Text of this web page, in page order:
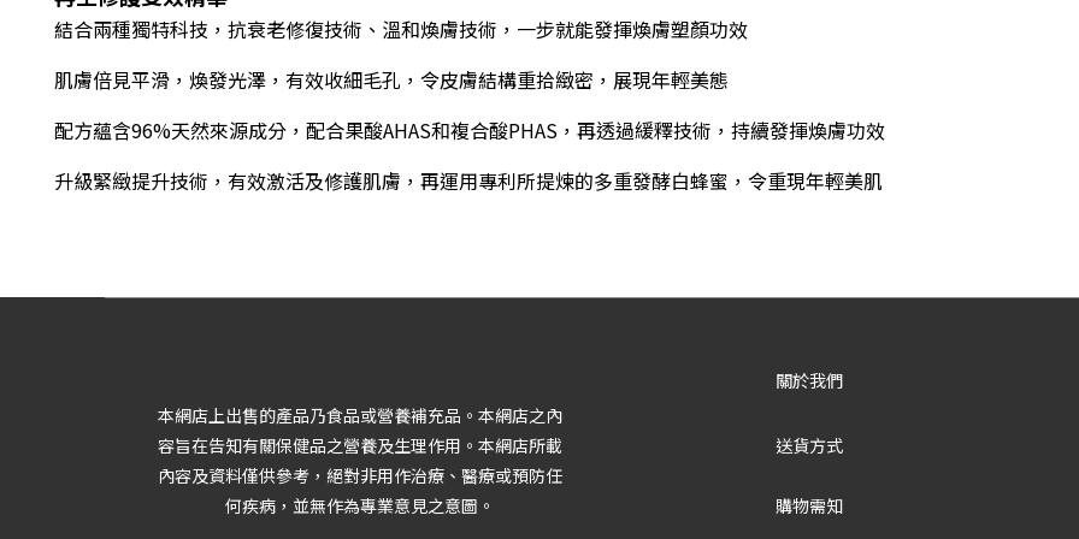
結合兩種獨特科技 ， 抗衰老修復技術、溫和煥膚技術，一步就能發揮煥膚塑顏功效
肌膚倍見平滑，煥發光澤，有效收細毛孔，令皮膚結構重拾緻密，展現年輕美態
配方蘊含96%天然來源成分 ， 配合果酸AHAS和複合酸PHAS，再透過緩釋技術 ， 持續發揮煥膚功效
升級緊緻提升技術， 有效激活及修護肌膚，再運用專利所提煉的多重發酵白蜂蜜，令重現年輕美肌
本網店上出售的產品乃食品或營養補充品。本網店之內
容旨在告知有關保健品之營養及生理作用。本網店所載
內容及資料僅供參考，絕對非用作治療、醫療或預防任
何疾病，並無作為專業意見之意圖。
關於我們
送貨方式
購物需知